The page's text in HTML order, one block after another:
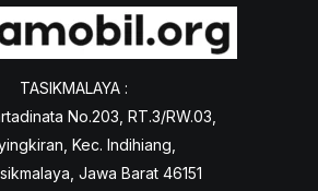
TASIKMALAYA :
No.203, RT.3/RW.03,
Kec. Indihiang,
Jawa Barat 46151